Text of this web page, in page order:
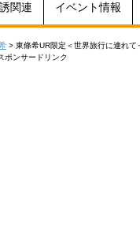
関連 イベント情報
> 東條希UR限定＜世界旅行に連れ
ポンサードリンク